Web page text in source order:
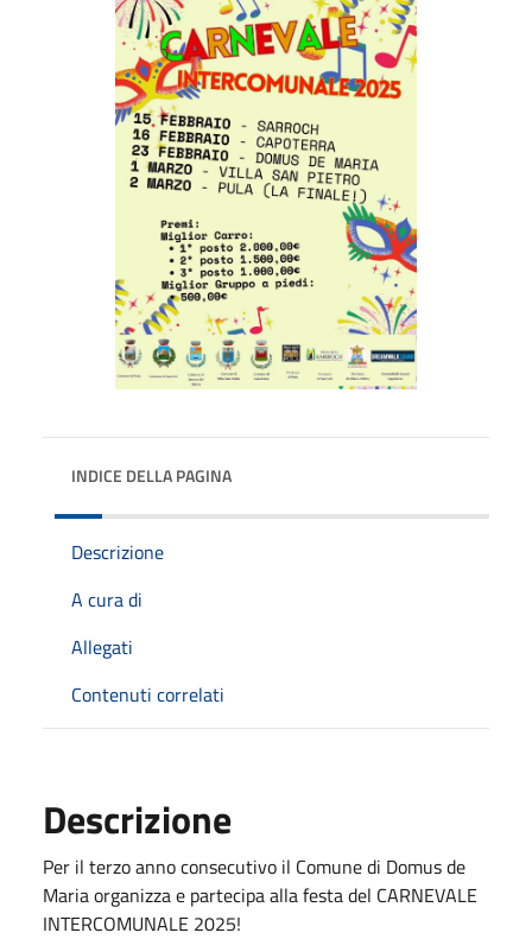
INDICE DELLA PAGINA
Descrizione
A cura di
Allegati
Contenuti correlati
Descrizione
Per il terzo anno consecutivo il Comune di Domus de
Maria organizza e partecipa alla festa del CARNEVALE
INTERCOMUNALE 2025!